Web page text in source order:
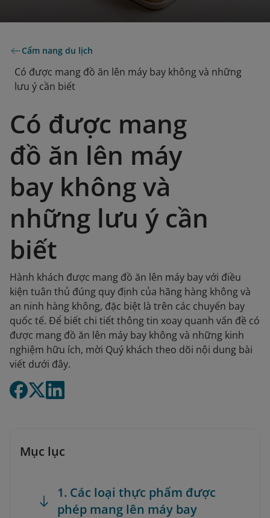
Cẩm nang du lịch
Có được mang đồ ăn lên máy bay không và những
lưu ý cần biết
Có được mang
đồ ăn lên máy
bay không và
những lưu ý cần
biết
Hành khách được mang đồ ăn lên máy bay với điều
kiện tuân thủ đúng quy định của hãng hàng không và
an ninh hàng không, đặc biệt là trên các chuyến bay
quốc tế. Để biết chi tiết thông tin xoay quanh vấn đề có
được mang đồ ăn lên máy bay không và những kinh
nghiệm hữu ích, mời Quý khách theo dõi nội dung bài
viết dưới đây.
Mục lục
1. Các loại thực phẩm được
phép mang lên máy bay